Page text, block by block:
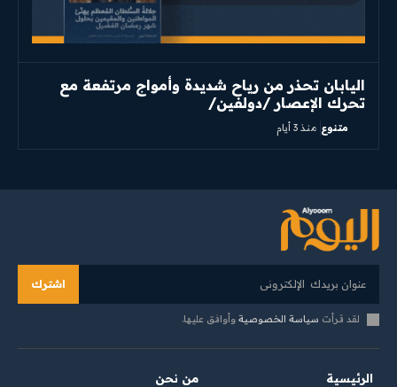
اليابان تحذر من رياح شديدة وأمواج مرتفعة مع
تحرك الإعصار /دولفين/
متنوع منذ 3 أيام
اشترك
لقد قرأت سياسة الخصوصية وأوافق عليها.
الرئيسية من نحن